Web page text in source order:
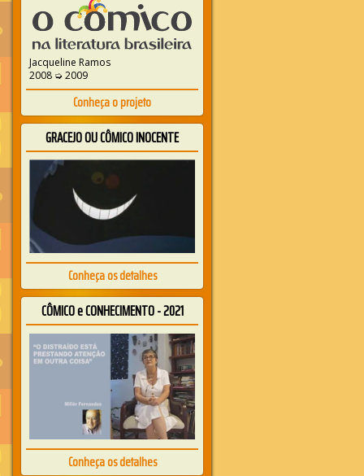
Jacqueline Ramos
2008 ➭ 2009
Conheça o projeto
GRACEJO OU CÔMICO INOCENTE
Conheça os detalhes
CÔMICO e CONHECIMENTO - 2021
Conheça os detalhes